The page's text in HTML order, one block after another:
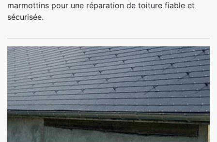
marmottins pour une réparation de toiture fiable et
sécurisée.